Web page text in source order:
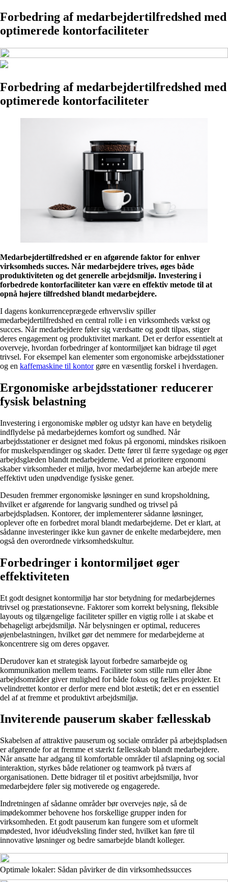
Forbedring af medarbejdertilfredshed med
optimerede kontorfaciliteter
Forbedring af medarbejdertilfredshed med
optimerede kontorfaciliteter
Medarbejdertilfredshed er en afgørende faktor for enhver
virksomheds succes. Når medarbejdere trives, øges både
produktiviteten og det generelle arbejdsmiljø. Investering i
forbedrede kontorfaciliteter kan være en effektiv metode til at
opnå højere tilfredshed blandt medarbejdere.
I dagens konkurrenceprægede erhvervsliv spiller
medarbejdertilfredshed en central rolle i en virksomheds vækst og
succes. Når medarbejdere føler sig værdsatte og godt tilpas, stiger
deres engagement og produktivitet markant. Det er derfor essentielt at
overveje, hvordan forbedringer af kontormiljøet kan bidrage til øget
trivsel. For eksempel kan elementer som ergonomiske arbejdsstationer
og en kaffemaskine til kontorgøre en væsentlig forskel i hverdagen.
Ergonomiske arbejdsstationer reducerer
fysisk belastning
Investering i ergonomiske møbler og udstyr kan have en betydelig
indflydelse på medarbejdernes komfort og sundhed. Når
arbejdsstationer er designet med fokus på ergonomi, mindskes risikoen
for muskelspændinger og skader. Dette fører til færre sygedage og øger
arbejdsglæden blandt medarbejderne. Ved at prioritere ergonomi
skaber virksomheder et miljø, hvor medarbejderne kan arbejde mere
effektivt uden unødvendige fysiske gener.
Desuden fremmer ergonomiske løsninger en sund kropsholdning,
hvilket er afgørende for langvarig sundhed og trivsel på
arbejdspladsen. Kontorer, der implementerer sådanne løsninger,
oplever ofte en forbedret moral blandt medarbejderne. Det er klart, at
sådanne investeringer ikke kun gavner de enkelte medarbejdere, men
også den overordnede virksomhedskultur.
Forbedringer i kontormiljøet øger
effektiviteten
Et godt designet kontormiljø har stor betydning for medarbejdernes
trivsel og præstationsevne. Faktorer som korrekt belysning, fleksible
layouts og tilgængelige faciliteter spiller en vigtig rolle i at skabe et
behageligt arbejdsmiljø. Når belysningen er optimal, reduceres
øjenbelastningen, hvilket gør det nemmere for medarbejderne at
koncentrere sig om deres opgaver.
Derudover kan et strategisk layout forbedre samarbejde og
kommunikation mellem teams. Faciliteter som stille rum eller åbne
arbejdsområder giver mulighed for både fokus og fælles projekter. Et
velindrettet kontor er derfor mere end blot æstetik; det er en essentiel
del af at fremme et produktivt arbejdsmiljø.
Inviterende pauserum skaber fællesskab
Skabelsen af attraktive pauserum og sociale områder på arbejdspladsen
er afgørende for at fremme et stærkt fællesskab blandt medarbejdere.
Når ansatte har adgang til komfortable områder til afslapning og social
interaktion, styrkes både relationer og teamwork på tværs af
organisationen. Dette bidrager til et positivt arbejdsmiljø, hvor
medarbejdere føler sig motiverede og engagerede.
Indretningen af sådanne områder bør overvejes nøje, så de
imødekommer behovene hos forskellige grupper inden for
virksomheden. Et godt pauserum kan fungere som et uformelt
mødested, hvor idéudveksling finder sted, hvilket kan føre til
innovative løsninger og bedre samarbejde blandt kolleger.
Optimale lokaler: Sådan påvirker de din virksomhedssucces